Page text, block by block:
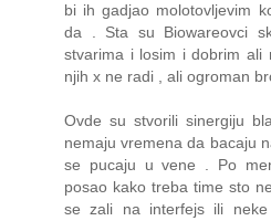
bi ih gadjao molotovljevim
da . Sta su Biowareovci
stvarima i losim i dobrim
njih x ne radi , ali ogroman
Ovde su stvorili sinergiju
nemaju vremena da bacaju
se pucaju u vene . Po
posao kako treba time sto
se zali na interfejs ili